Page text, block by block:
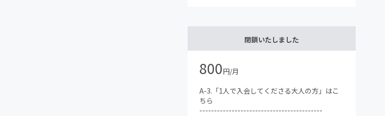
閉鎖いたしました
800円/月
A-3.「1人で入会してくださる大人の方」はこ
ちら
------------------------------------------